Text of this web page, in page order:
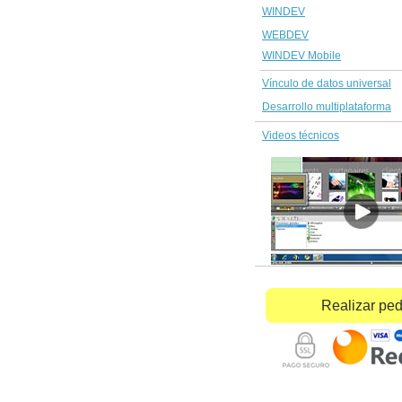
WINDEV
WEBDEV
WINDEV Mobile
Vínculo de datos universal
Desarrollo multiplataforma
Videos técnicos
Realizar